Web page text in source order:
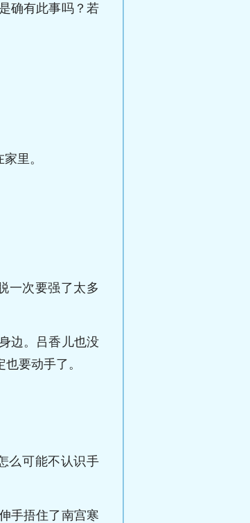
确有此事吗？若
里。
一次要强了太多
边。吕香儿也没
要动手了。
么可能不认识手
手捂住了南宫寒